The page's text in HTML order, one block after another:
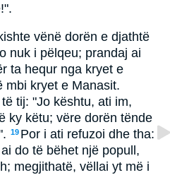
vënë dorën e djathtë
nuk i pëlqeu; prandaj ai
ta hequr nga kryet e
mbi kryet e Manasit.
tij: "Jo kështu, ati im,
ky këtu; vëre dorën tënde
19 Por i ati refuzoi dhe tha:
do të bëhet një popull,
megjithatë, vëllai yt më i